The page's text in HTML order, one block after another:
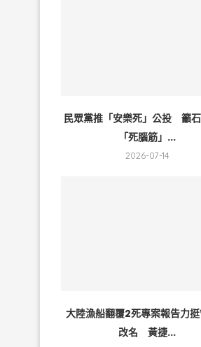
民眾黨推「安樂死」公投 籲
「死腦筋」...
2026-07-14
大陸漁船翻覆2死專案報告力
改名 黃捷...